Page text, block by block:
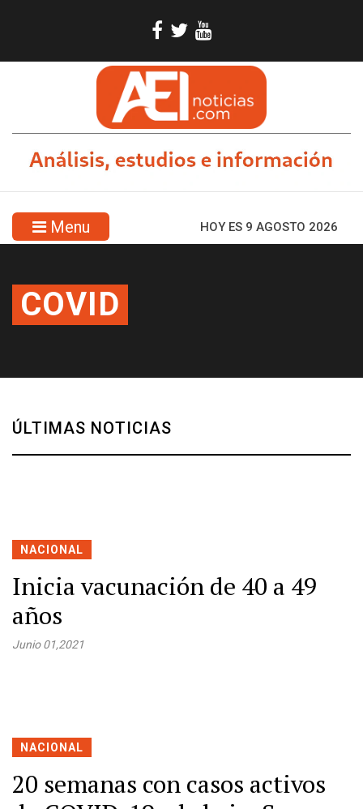
Menu HOY ES 9 AGOSTO 2026
COVID
ÚLTIMAS NOTICIAS
NACIONAL
Inicia vacunación de 40 a 49
años
Junio 01,2021
NACIONAL
20 semanas con casos activos